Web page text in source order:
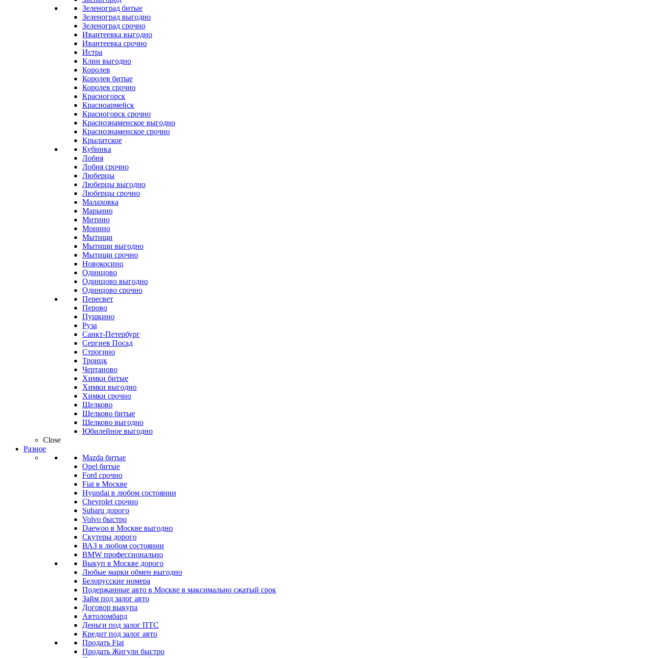
Зеленоград битые
Зеленоград выгодно
Зеленоград срочно
Ивантеевка выгодно
Ивантеевка срочно
Истра
Клин выгодно
Королев
Королев битые
Королев срочно
Красногорск
Красноармейск
Красногорск срочно
Краснознаменское выгодно
Краснознаменское срочно
Крылатское
Кубинка
Лобня
Лобня срочно
Люберцы
Люберцы выгодно
Люберцы срочно
Малаховка
Марьино
Митино
Монино
Мытищи
Мытищи выгодно
Мытищи срочно
Новокосино
Одинцово
Одинцово выгодно
Одинцово срочно
Пересвет
Перово
Пушкино
Руза
Санкт-Петербург
Сергиев Посад
Строгино
Троицк
Чертаново
Химки битые
Химки выгодно
Химки срочно
Щелково
Щелково битые
Щелково выгодно
Юбилейное выгодно
Close
Разное
Mazda битые
Opel битые
Ford срочно
Fiat в Москве
Hyundai в любом состоянии
Chevrolet срочно
Subaru дорого
Volvo быстро
Daewoo в Москве выгодно
Скутеры дорого
ВАЗ в любом состоянии
BMW профессионально
Выкуп в Москве дорого
Любые марки обмен выгодно
Белорусские номера
Подержанные авто в Москве в максимально сжатый срок
Займ под залог авто
Договор выкупа
Автоломбард
Деньги под залог ПТС
Кредит под залог авто
Продать Fiat
Продать Жигули быстро